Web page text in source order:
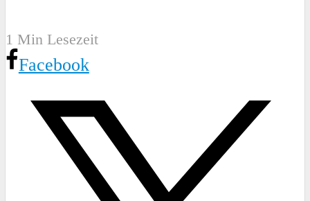
1 Min Lesezeit
Facebook